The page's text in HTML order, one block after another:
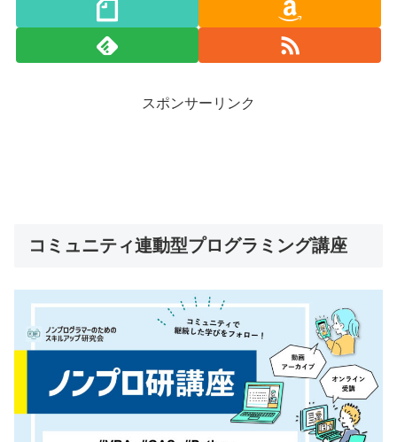
スポンサーリンク
コミュニティ連動型プログラミング講座